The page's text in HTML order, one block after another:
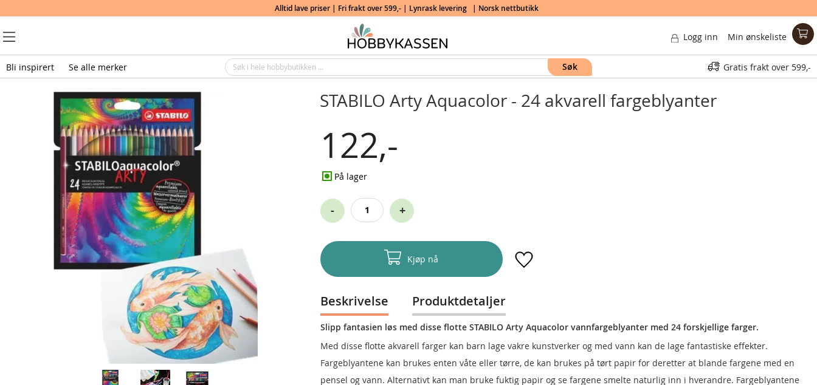
Alltid lave priser | Fri frakt over 599,- | Lynrask levering | Norsk nettbutikk
STABILO Arty Aquacolor - 24 akvarell fargeblyanter
122,-
På lager
- +
Kjøp nå
Beskrivelse
Slipp fantasien løs med disse flotte STABILO Arty Aquacolor vannfargeblyanter med 24 forskjellige farger.
Med disse flotte akvarell farger kan barn lage vakre kunstverker og med vann kan de lage fantastiske effekter.
Fargeblyantene kan brukes enten våte eller tørre, de kan brukes på tørt papir for deretter at blande fargene med en
pensel og vann. Alternativt kan man bruke fuktig papir og se fargene smelte naturlig inn i hverandre. Fargeblyantene
Produktdetaljer
Bli inspirert Se alle merker Søk Gratis frakt over 599,-
Min ønskeliste
Logg inn